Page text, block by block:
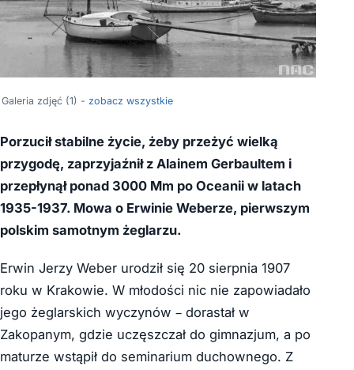
Galeria zdjęć (1) - zobacz wszystkie
Porzucił stabilne życie, żeby przeżyć wielką
przygodę, zaprzyjaźnił z Alainem Gerbaultem i
przepłynął ponad 3000 Mm po Oceanii w latach
1935-1937. Mowa o Erwinie Weberze, pierwszym
polskim samotnym żeglarzu.
Erwin Jerzy Weber urodził się 20 sierpnia 1907
roku w Krakowie. W młodości nic nie zapowiadało
jego żeglarskich wyczynów – dorastał w
Zakopanym, gdzie uczęszczał do gimnazjum, a po
maturze wstąpił do seminarium duchownego. Z